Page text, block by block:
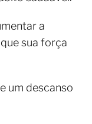
a
sua força
um descanso